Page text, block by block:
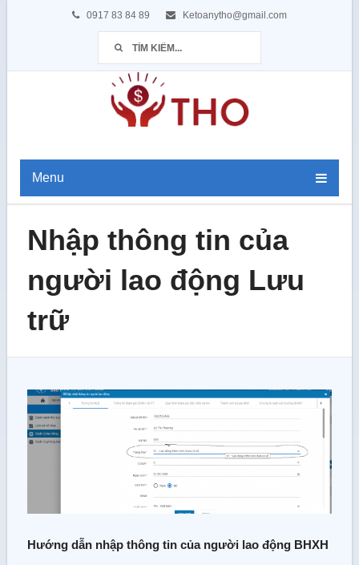
0917 83 84 89 Ketoanytho@gmail.com
Menu
Nhập thông tin của
người lao động Lưu
trữ
Hướng dẫn nhập thông tin của người lao động BHXH